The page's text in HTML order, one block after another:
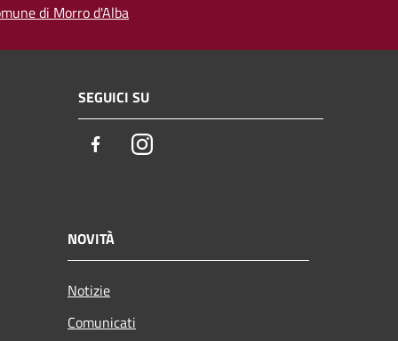
di Morro d'Alba
SEGUICI SU
FacebookInstagram
NOVITÀ
Notizie
Comunicati